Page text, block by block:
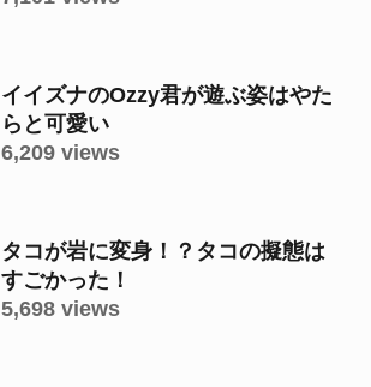
イイズナのOzzy君が遊ぶ姿はやた
らと可愛い
6,209 views
タコが岩に変身！？タコの擬態は
すごかった！
5,698 views